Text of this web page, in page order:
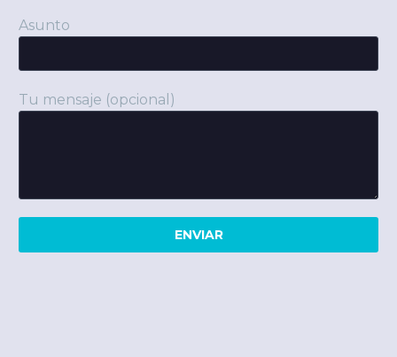
Asunto
Tu mensaje (opcional)